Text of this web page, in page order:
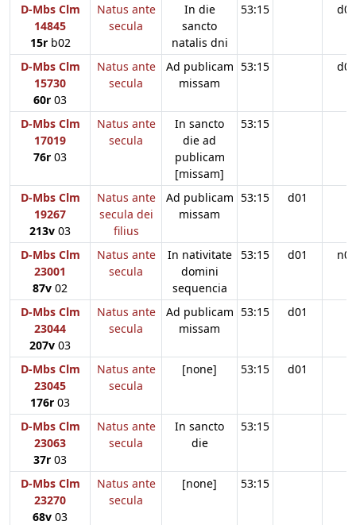
D-Mbs Clm
14845
15rb02
Natus ante
secula
In die
sancto
natalis dni
53:15 d01
D-Mbs Clm
15730
60r 03
Natus ante
secula
Ad publicam
missam
53:15 d01
D-Mbs Clm
17019
76r 03
Natus ante
secula
In sancto
die ad
publicam
[missam]
53:15
D-Mbs Clm
19267
213v 03
Natus ante
secula dei
filius
Ad publicam
missam
53:15 d01
D-Mbs Clm
23001
87v 02
Natus ante
secula
In nativitate
domini
sequencia
53:15 d01 n01
D-Mbs Clm
23044
207v 03
Natus ante
secula
Ad publicam
missam
53:15 d01
D-Mbs Clm
23045
176r 03
Natus ante
secula
[none] 53:15 d01
D-Mbs Clm
23063
37r 03
Natus ante
secula
In sancto
die
53:15
D-Mbs Clm
23270
68v 03
Natus ante
secula
[none] 53:15